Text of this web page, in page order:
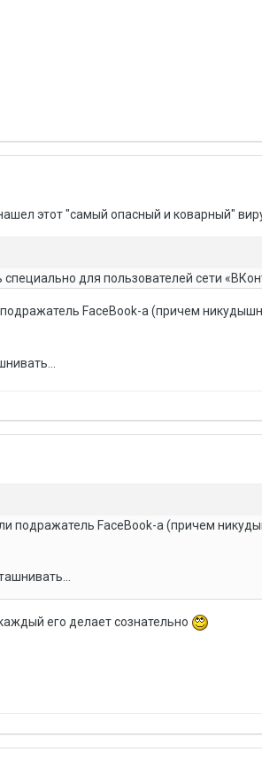
этот "самый опасный и коварный"
для пользователей сети
подражатель FaceBook-а (причем
подражатель FaceBook-а (причем
его делает сознательно